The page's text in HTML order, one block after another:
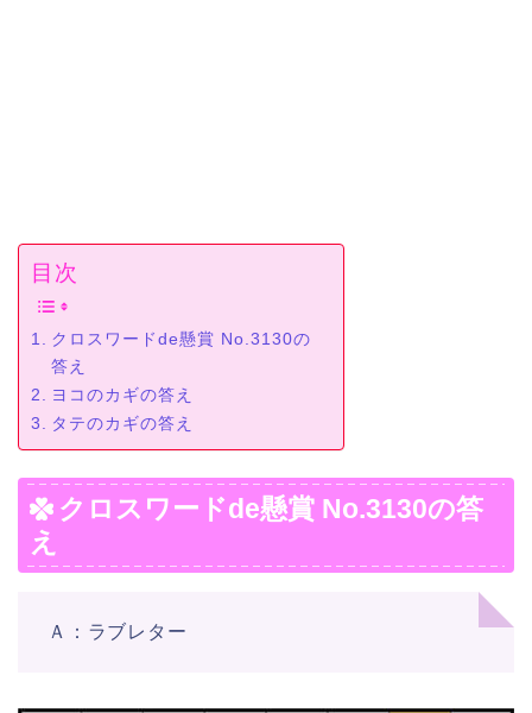
目次
クロスワードde懸賞 No.3130の
答え
ヨコのカギの答え
タテのカギの答え
クロスワードde懸賞 No.3130の答
え
Ａ：ラブレター